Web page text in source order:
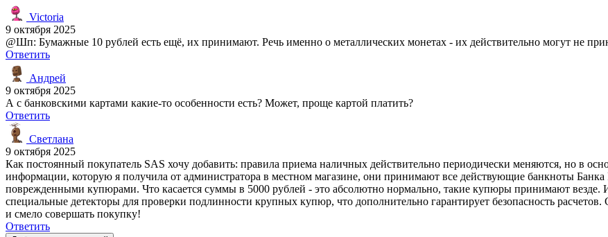
Victoria
9 октября 2025
@Шп: Бумажные 10 рублей есть ещё, их принимают. Речь именно о металлических монетах - их действительно могут не
Ответить
Андрей
9 октября 2025
А с банковскими картами какие-то особенности есть? Может, проще картой платить?
Ответить
Светлана
9 октября 2025
Как постоянный покупатель SAS хочу добавить: правила приема наличных действительно периодически меняются, но в
информации, которую я получила от администратора в местном магазине, они принимают все действующие банкноты
поврежденными купюрами. Что касается суммы в 5000 рублей - это абсолютно нормально, такие купюры принимают везде.
специальные детекторы для проверки подлинности крупных купюр, что дополнительно гарантирует безопасность
и смело совершать покупку!
Ответить